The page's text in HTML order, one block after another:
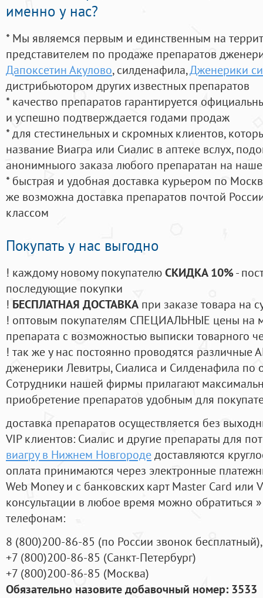
именно у нас?
* Мы являемся первым и единственным на
представителем по продаже препаратов
Дапоксетин Акулово, силденафила,Дженерики
дистрибьютором других известных препаратов
* качество препаратов гарантируется
и успешно подтверждается годами продаж
* для стестинельных и скромных клиентов,
название Виагра или Сиалис в аптеке вслух,
анонимныого заказа любого препаратан на
* быстрая и удобная доставка курьером по
же возможна доставка препаратов почтой
классом
Покупать у нас выгодно
! каждому новому покупателюСКИДКА 10%-
последующие покупки
! БЕСПЛАТНАЯ ДОСТАВКА при заказе товара на
! оптовым покупателям СПЕЦИАЛЬНЫЕ цены на
препарата с возможностью выписки товарного
! так же у нас постоянно проводятся
дженерики Левитры, Сиалиса и Силденафила по
Cотрудники нашей фирмы прилагают
приобретение препаратов удобным для
доставка препаратов осуществляется без
VIP клиентов: Сиалис и другие препараты для
виагру в Нижнем Новгородедоставляются
оплата принимаются через электронные
Web Money и с банковских карт Master Card или
консультации в любое время можно обратиться
телефонам:
8 (800)200-86-85 (по России звонок бесплатный),
+7 (800)200-86-85 (Санкт-Петербург)
+7 (800)200-86-85 (Москва)
Обязательно назовите добавочный номер: 3533